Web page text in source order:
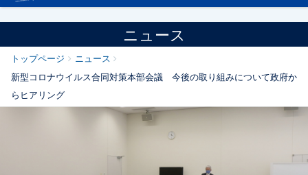
ニュース
トップページ
ニュース
新型コロナウイルス合同対策本部会議 今後の取り組みについて政府か
らヒアリング